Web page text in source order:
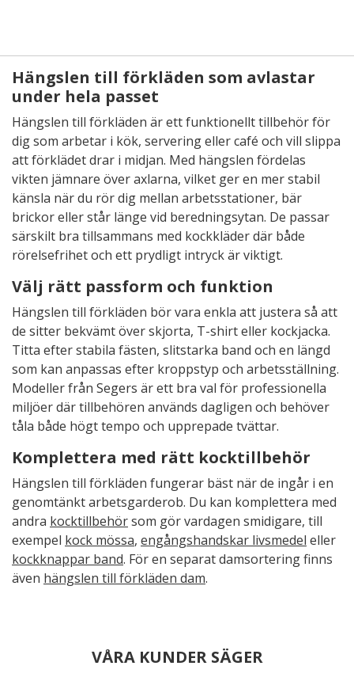
Hängslen till förkläden som avlastar
under hela passet
Hängslen till förkläden är ett funktionellt tillbehör för
dig som arbetar i kök, servering eller café och vill slippa
att förklädet drar i midjan. Med hängslen fördelas
vikten jämnare över axlarna, vilket ger en mer stabil
känsla när du rör dig mellan arbetsstationer, bär
brickor eller står länge vid beredningsytan. De passar
särskilt bra tillsammans med kockkläder där både
rörelsefrihet och ett prydligt intryck är viktigt.
Välj rätt passform och funktion
Hängslen till förkläden bör vara enkla att justera så att
de sitter bekvämt över skjorta, T-shirt eller kockjacka.
Titta efter stabila fästen, slitstarka band och en längd
som kan anpassas efter kroppstyp och arbetsställning.
Modeller från Segers är ett bra val för professionella
miljöer där tillbehören används dagligen och behöver
tåla både högt tempo och upprepade tvättar.
Komplettera med rätt kocktillbehör
Hängslen till förkläden fungerar bäst när de ingår i en
genomtänkt arbetsgarderob. Du kan komplettera med
andra kocktillbehörsom gör vardagen smidigare, till
exempel kock mössa, engångshandskar livsmedel eller
kockknappar band. För en separat damsortering finns
även hängslen till förkläden dam.
VÅRA KUNDER SÄGER